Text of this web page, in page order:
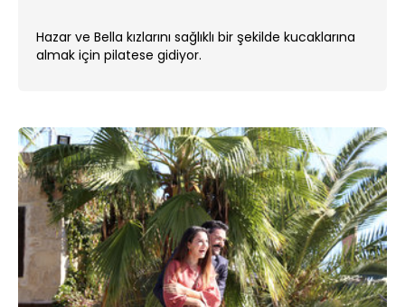
Hazar ve Bella kızlarını sağlıklı bir şekilde kucaklarına
almak için pilatese gidiyor.